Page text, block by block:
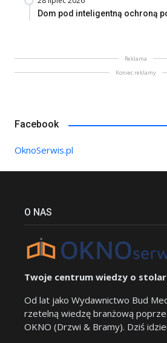
Dom pod inteligentną ochroną
Reklama
Koniec reklamy
Facebook
OknoSerwis.pl
O NAS
Twoje centrum wiedzy o
Od lat jako Wydawnictwo Bud
rzetelną wiedzę branżową
OKNO (Drzwi & Bramy). Dziś